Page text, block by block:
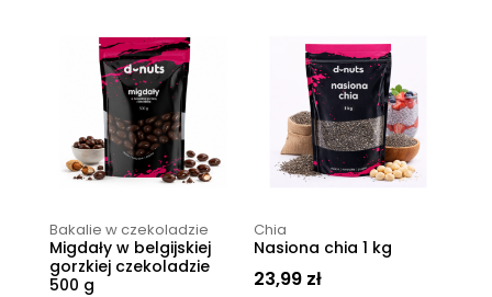
21,09 zł.
Bakalie w czekoladzie
Migdały w belgijskiej
gorzkiej czekoladzie
500 g
Chia
Nasiona chia 1 kg
23,99 zł